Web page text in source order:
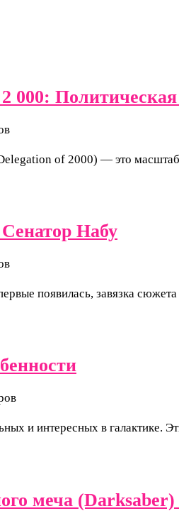
000:
of 2000) — это
Набу
появилась, завязка
и интересных в галактике.
меча